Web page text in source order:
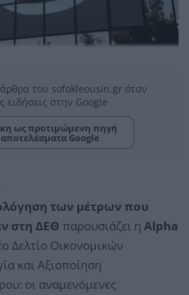
του sofokleousin.gr όταν
ειδήσεις στην Google
ως προτιμώμενη πηγή
Google
των μέτρων που
στη ΔΕΘ παρουσιάζει η Alpha
Δελτίο Οικονομικών
και Αξιοποίηση
οι αναμενόμενες